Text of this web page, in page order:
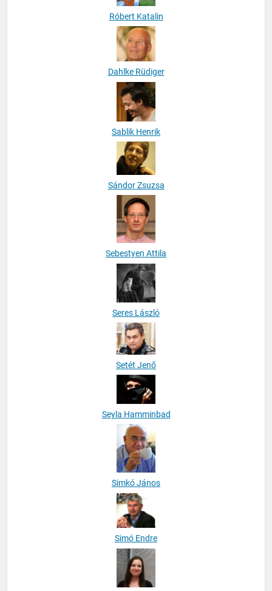
Róbert Katalin
Dahlke Rüdiger
Sablik Henrik
Sándor Zsuzsa
Sebestyen Attila
Seres László
Setét Jenő
Seyla Hamminbad
Simkó János
Simó Endre